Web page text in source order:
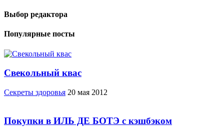
Выбор редактора
Популярные посты
Свекольный квас
Cекреты здоровья 20 мая 2012
Покупки в ИЛЬ ДЕ БОТЭ с кэшбэком